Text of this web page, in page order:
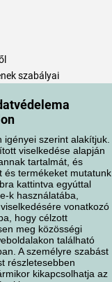
igényei szerint alakítjuk.
viselkedése alapján
tartalmát, és
és termékeket mutatunk
kattintva egyúttal
k használatába,
vonatkozó
hogy célzott
meg közösségi
található
A személyre szabást
részletesebben
kikapcsolhatja az
szabályai
AdatvédelemSüti szabályzat